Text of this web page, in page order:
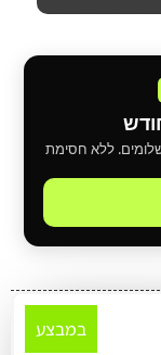
חשמליים היום. שלם בנוחות עד 36 תשלומים. ללא חסימת
במבצע